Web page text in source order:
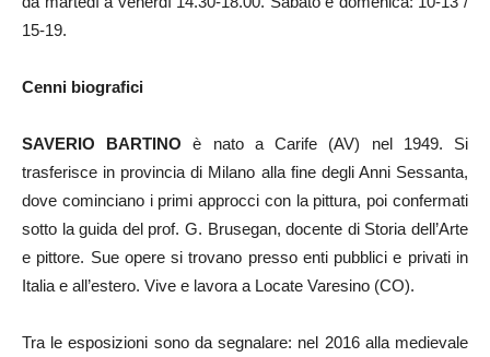
15-19.
Cenni biografici
SAVERIO BARTINO è nato a Carife (AV) nel 1949. Si
trasferisce in provincia di Milano alla fine degli Anni Sessanta,
dove cominciano i primi approcci con la pittura, poi confermati
sotto la guida del prof. G. Brusegan, docente di Storia dell’Arte
e pittore. Sue opere si trovano presso enti pubblici e privati in
Italia e all’estero. Vive e lavora a Locate Varesino (CO).
Tra le esposizioni sono da segnalare: nel 2016 alla medievale